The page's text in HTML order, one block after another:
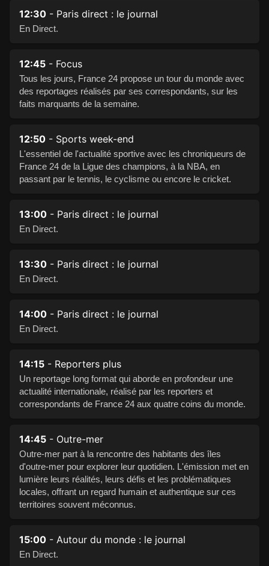
12:30 - Paris direct : le journal
En Direct.
12:45 - Focus
Tous les jours, France 24 propose un tour du monde avec
des reportages réalisés par ses correspondants, sur les
faits marquants de la semaine.
12:50 - Sports week-end
L'essentiel de l'actualité sportive avec les chroniqueurs de
France 24 de la Ligue des champions, à la NBA, en
passant par le tennis, le cyclisme ou encore le cricket.
13:00 - Paris direct : le journal
En Direct.
13:30 - Paris direct : le journal
En Direct.
14:00 - Paris direct : le journal
En Direct.
14:15 - Reporters plus
Un reportage long format qui aborde en profondeur une
actualité internationale, réalisé par les reporters et
correspondants de France 24 aux quatre coins du monde.
14:45 - Outre-mer
Outre-mer part à la rencontre des habitants des îles
d'outre-mer pour explorer leur quotidien. L'émission met en
lumière leurs réalités, leurs défis et les problématiques
locales, offrant un regard humain et authentique sur ces
territoires souvent méconnus.
15:00 - Autour du monde : le journal
En Direct.